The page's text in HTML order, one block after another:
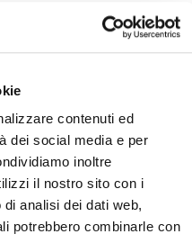
contenuti ed
dei social media e per
inoltre
il nostro sito con i
analisi dei dati web,
potrebbero combinarle con
una scelta di
coreane
leggere, tetti curvi
attorno a un
per creare armonia
scorrevoli in carta